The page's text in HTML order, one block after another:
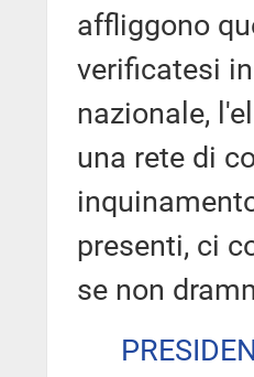
affliggono
verificatesi
nazionale,
una rete di
presenti, ci
se non